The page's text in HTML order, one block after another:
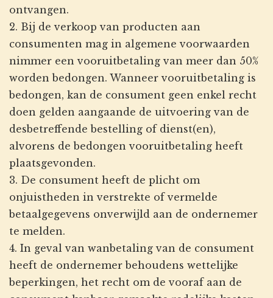
ontvangen.
2. Bij de verkoop van producten aan
consumenten mag in algemene voorwaarden
nimmer een vooruitbetaling van meer dan 50%
worden bedongen. Wanneer vooruitbetaling is
bedongen, kan de consument geen enkel recht
doen gelden aangaande de uitvoering van de
desbetreffende bestelling of dienst(en),
alvorens de bedongen vooruitbetaling heeft
plaatsgevonden.
3. De consument heeft de plicht om
onjuistheden in verstrekte of vermelde
betaalgegevens onverwijld aan de ondernemer
te melden.
4. In geval van wanbetaling van de consument
heeft de ondernemer behoudens wettelijke
beperkingen, het recht om de vooraf aan de